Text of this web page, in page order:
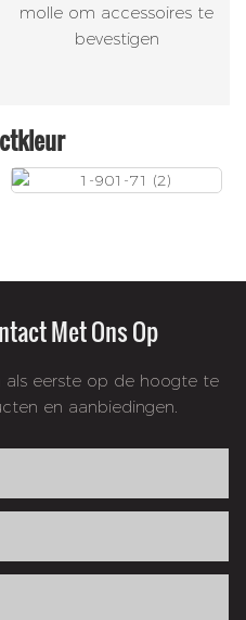
molle om accessoires te
bevestigen
Met Ons Op
als eerste op de hoogte te
en aanbiedingen.